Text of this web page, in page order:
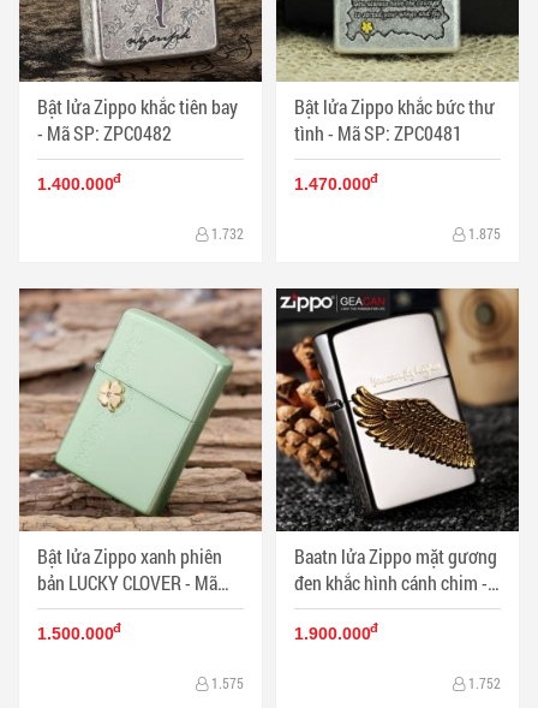
Bật lửa Zippo khắc tiên bay
- Mã SP: ZPC0482
1.400.000đ
1.732
Bật lửa Zippo khắc bức thư
tình - Mã SP: ZPC0481
1.470.000đ
1.875
Bật lửa Zippo xanh phiên
bản LUCKY CLOVER - Mã
SP: ZPC0479
1.500.000đ
1.575
Baatn lửa Zippo mặt gương
đen khắc hình cánh chim -
Mã SP: ZPC0475
1.900.000đ
1.752